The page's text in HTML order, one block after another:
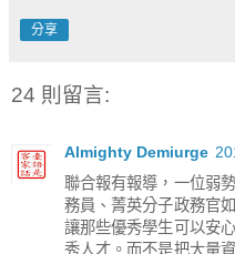
分享
24 則留言:
Almighty Demiurge
聯合報有報導，一位弱
務員、菁英分子政務官
讓那些優秀學生可以安
秀人才。而不是把大量